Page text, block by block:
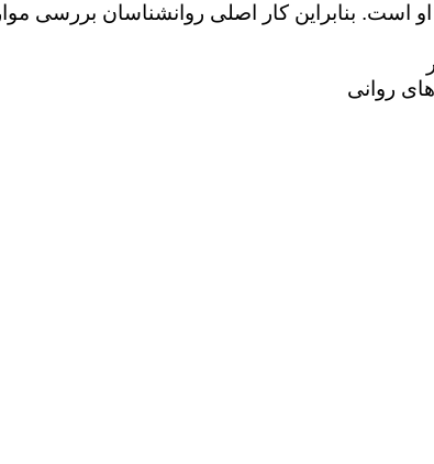
است. بنابراین کار اصلی روانشناسان بررسی
روانی